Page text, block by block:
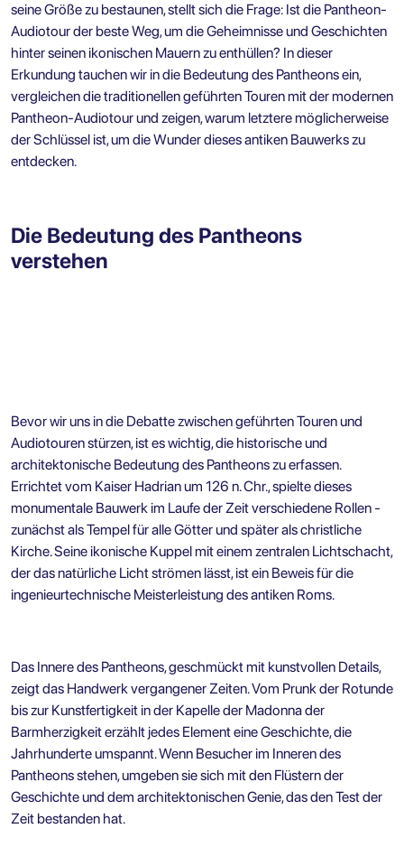
seine Größe zu bestaunen, stellt sich die Frage: Ist die Pantheon-
Audiotour der beste Weg, um die Geheimnisse und Geschichten
hinter seinen ikonischen Mauern zu enthüllen? In dieser
Erkundung tauchen wir in die Bedeutung des Pantheons ein,
vergleichen die traditionellen geführten Touren mit der modernen
Pantheon-Audiotour und zeigen, warum letztere möglicherweise
der Schlüssel ist, um die Wunder dieses antiken Bauwerks zu
entdecken.
Die Bedeutung des Pantheons
verstehen
Bevor wir uns in die Debatte zwischen geführten Touren und
Audiotouren stürzen, ist es wichtig, die historische und
architektonische Bedeutung des Pantheons zu erfassen.
Errichtet vom Kaiser Hadrian um 126 n. Chr., spielte dieses
monumentale Bauwerk im Laufe der Zeit verschiedene Rollen -
zunächst als Tempel für alle Götter und später als christliche
Kirche. Seine ikonische Kuppel mit einem zentralen Lichtschacht,
der das natürliche Licht strömen lässt, ist ein Beweis für die
ingenieurtechnische Meisterleistung des antiken Roms.
Das Innere des Pantheons, geschmückt mit kunstvollen Details,
zeigt das Handwerk vergangener Zeiten. Vom Prunk der Rotunde
bis zur Kunstfertigkeit in der Kapelle der Madonna der
Barmherzigkeit erzählt jedes Element eine Geschichte, die
Jahrhunderte umspannt. Wenn Besucher im Inneren des
Pantheons stehen, umgeben sie sich mit den Flüstern der
Geschichte und dem architektonischen Genie, das den Test der
Zeit bestanden hat.